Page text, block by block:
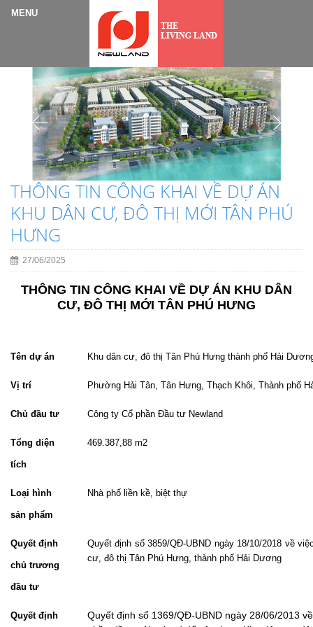
THÔNG TIN CÔNG KHAI VỀ DỰ ÁN
KHU DÂN CƯ, ĐÔ THỊ MỚI TÂN PHÚ
HƯNG
27/06/2025
THÔNG TIN CÔNG KHAI VỀ DỰ ÁN KHU DÂN
CƯ, ĐÔ THỊ MỚI TÂN PHÚ HƯNG
Tên dự án Khu dân cư, đô thị Tân Phú Hưng thành phố Hải
Vị trí Phường Hải Tân, Tân Hưng, Thạch Khôi, Thành phố
Chủ đầu tư Công ty Cổ phần Đầu tư Newland
Tổng diện
tích
469.387,88 m2
Loại hình
sản phẩm
Nhà phố liền kề, biệt thự
Quyết định
chủ trương
đầu tư
Quyết định số 3859/QĐ-UBND ngày 18/10/2018 về
cư, đô thị Tân Phú Hưng, thành phố Hải Dương
Quyết định
Quyết định số 1369/QĐ-UBND ngày 28/06/2013